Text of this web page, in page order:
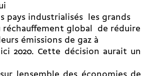
pays industrialisés  les grands
réchauffement global  de réduire
émissions de gaz à
2020. Cette décision aurait un